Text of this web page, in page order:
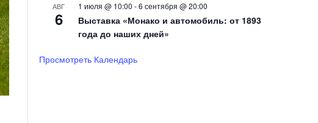
АВГ
6
1 июля @ 10:00 -6 сентября @ 20:00
Выставка «Монако и автомобиль: от 1893
года до наших дней»
Просмотреть Календарь